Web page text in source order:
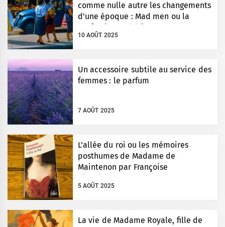
comme nulle autre les changements
d’une époque : Mad men ou la
10 AOÛT 2025
Un accessoire subtile au service des
femmes : le parfum
7 AOÛT 2025
L’allée du roi ou les mémoires
posthumes de Madame de
Maintenon par Françoise
5 AOÛT 2025
La vie de Madame Royale, fille de